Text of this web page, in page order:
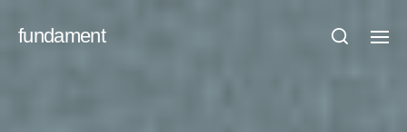
fundament